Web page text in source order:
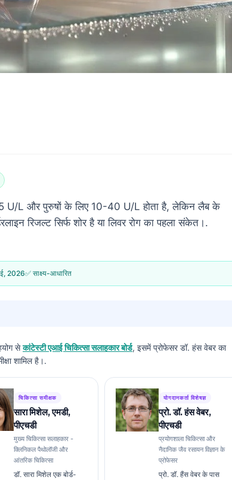
U/L और पुरुषों के लिए 10-40 U/L होता है, लेकिन लैब के
रिजल्ट सिर्फ शोर है या लिवर रोग का पहला संकेत।.
2026✅ साक्ष्य-आधारित
सेकांटेस्टी एआई चिकित्सा सलाहकार बोर्ड, इसमें प्रोफेसर डॉ. हंस वेबर का
शामिल है।.
चिकित्सा समीक्षक
सारा मिशेल, एमडी,
पीएचडी
मुख्य चिकित्सा सलाहकार -
क्लिनिकल पैथोलॉजी और
आंतरिक चिकित्सा
डॉ. सारा मिशेल एक बोर्ड-
योगदानकर्ता विशेषज्ञ
प्रो. डॉ. हंस वेबर,
पीएचडी
प्रयोगशाला चिकित्सा और
नैदानिक जैव रसायन विज्ञान के
प्रोफेसर
प्रो. डॉ. हैंस वेबर के पास